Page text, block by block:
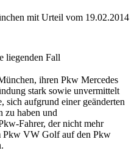
mit Urteil vom 19.02.2014
liegenden Fall
ihren Pkw Mercedes
stark sowie unvermittelt
sich aufgrund einer geänderten
zu haben und
Fahrer, der nicht mehr
Pkw VW Golf auf den Pkw